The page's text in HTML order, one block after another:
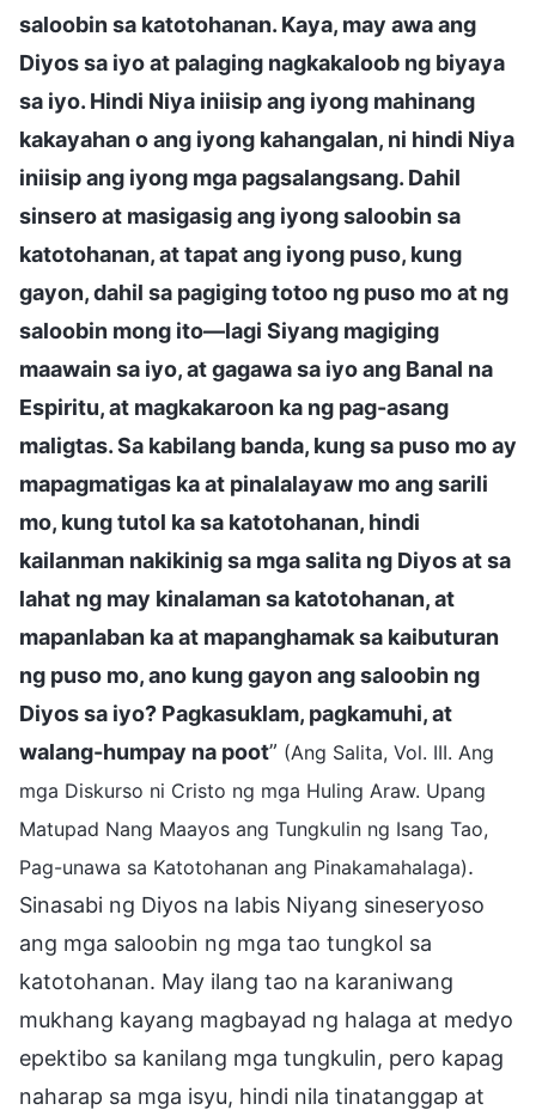
saloobin sa katotohanan. Kaya, may awa ang
Diyos sa iyo at palaging nagkakaloob ng biyaya
sa iyo. Hindi Niya iniisip ang iyong mahinang
kakayahan o ang iyong kahangalan, ni hindi Niya
iniisip ang iyong mga pagsalangsang. Dahil
sinsero at masigasig ang iyong saloobin sa
katotohanan, at tapat ang iyong puso, kung
gayon, dahil sa pagiging totoo ng puso mo at ng
saloobin mong ito—lagi Siyang magiging
maawain sa iyo, at gagawa sa iyo ang Banal na
Espiritu, at magkakaroon ka ng pag-asang
maligtas. Sa kabilang banda, kung sa puso mo ay
mapagmatigas ka at pinalalayaw mo ang sarili
mo, kung tutol ka sa katotohanan, hindi
kailanman nakikinig sa mga salita ng Diyos at sa
lahat ng may kinalaman sa katotohanan, at
mapanlaban ka at mapanghamak sa kaibuturan
ng puso mo, ano kung gayon ang saloobin ng
Diyos sa iyo? Pagkasuklam, pagkamuhi, at
walang-humpay na poot” (Ang Salita, Vol. III. Ang
mga Diskurso ni Cristo ng mga Huling Araw. Upang
Matupad Nang Maayos ang Tungkulin ng Isang Tao,
Pag-unawa sa Katotohanan ang Pinakamahalaga).
Sinasabi ng Diyos na labis Niyang sineseryoso
ang mga saloobin ng mga tao tungkol sa
katotohanan. May ilang tao na karaniwang
mukhang kayang magbayad ng halaga at medyo
epektibo sa kanilang mga tungkulin, pero kapag
naharap sa mga isyu, hindi nila tinatanggap at